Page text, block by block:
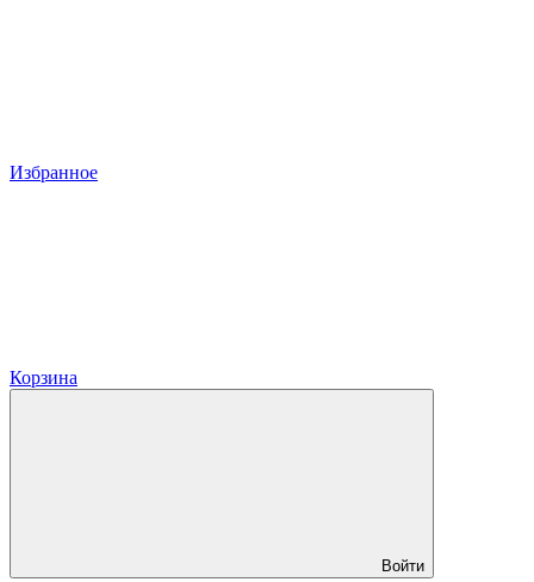
Избранное
Корзина
Войти